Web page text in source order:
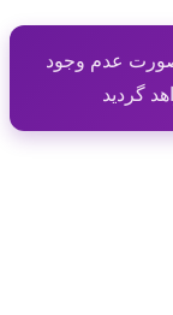
صورت عدم وجود